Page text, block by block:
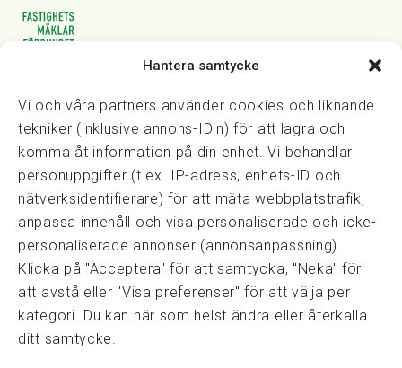
Hantera samtycke
Vi och våra partners använder cookies och liknande
tekniker (inklusive annons-ID:n) för att lagra och
komma åt information på din enhet. Vi behandlar
personuppgifter (t.ex. IP-adress, enhets-ID och
nätverksidentifierare) för att mäta webbplatstrafik,
anpassa innehåll och visa personaliserade och icke-
personaliserade annonser (annonsanpassning).
Klicka på "Acceptera" för att samtycka, "Neka" för
att avstå eller "Visa preferenser" för att välja per
kategori. Du kan när som helst ändra eller återkalla
ditt samtycke.
Vasagatan 28, 111 20 Stockholm
kansli@fmf.se
Snabblänkar
Prisexempel
Medarbetare
Policies & integritet
Information om Cookie-hantering och Google Analytics
Integritetspolicy
Dataskyddsförordningen